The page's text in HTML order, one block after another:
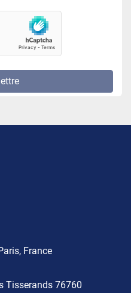
France
Tisserands 76760